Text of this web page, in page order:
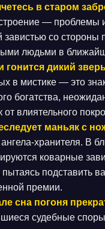
в старом
— проблемы
завистью со стороны
людьми в
гонится дикий
в мистике — это
богатства,
от влиятельного
маньяк с
хранителя. В
коварные
пытаясь подставить
премии.
сна погоня
судебные